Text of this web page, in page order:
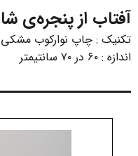
آفتاب از پنجره‌ی شاعر
تکنیک : چاپ نوارکوب مشکی
اندازه : ۶۰ در ۷۰ سانتیمتر